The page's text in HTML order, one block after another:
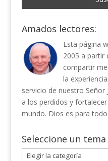
Amados lectores:
Esta página
2005 a partir
compartir
la
servicio de nuestro Señor
a los perdidos y
mundo. Dios es para
Seleccione un tema
Seleccione